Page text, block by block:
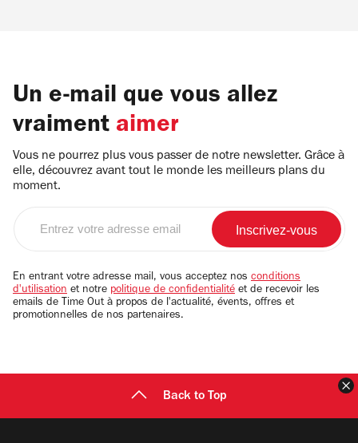
Un e-mail que vous allez
vraiment aimer
Vous ne pourrez plus vous passer de notre newsletter. Grâce à
elle, découvrez avant tout le monde les meilleurs plans du
moment.
email
En entrant votre adresse mail, vous acceptez nos conditions
d'utilisation et notre politique de confidentialité et de recevoir les
emails de Time Out à propos de l'actualité, évents, offres et
promotionnelles de nos partenaires.
Back to Top